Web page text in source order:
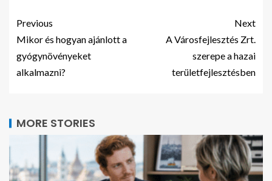
Previous
Mikor és hogyan ajánlott a
gyógynövényeket
alkalmazni?
Next
A Városfejlesztés Zrt.
szerepe a hazai
területfejlesztésben
MORE STORIES